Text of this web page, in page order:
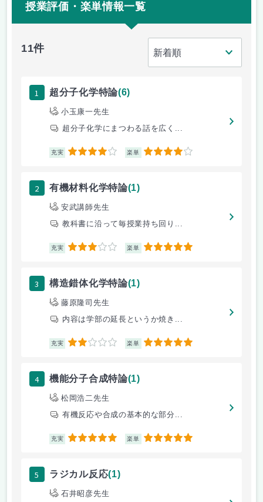
授業評価・楽単情報一覧
11件
1 超分子化学特論(6)
小玉康一先生
超分子化学にまつわる話を広く...
充実 4 楽単 4
2 有機材料化学特論(1)
安武講師先生
教科書に沿って毎授業持ち回り...
充実 3 楽単 5
3 構造錯体化学特論(1)
藤原隆司先生
内容は学部の延長というか焼き...
充実 2 楽単 5
4 機能分子合成特論(1)
松岡浩二先生
有機反応や合成の基本的な部分...
充実 5 楽単 5
5 ラジカル反応(1)
石井昭彦先生